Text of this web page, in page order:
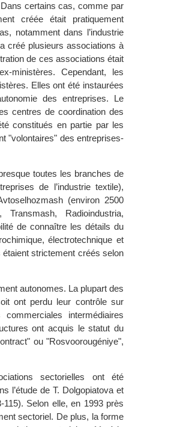
certains cas, comme par
créée était pratiquement
notamment dans l’industrie
créé plusieurs associations à
de ces associations était
ministères. Cependant, les
Elles ont été instaurées
des entreprises. Le
centres de coordination des
constitués en partie par les
"volontaires" des entreprises-
toutes les branches de
de l’industrie textile),
(environ 2500
Transmash, Radioindustria,
de connaître les détails du
électrotechnique et
strictement créés selon
autonomes. La plupart des
ont perdu leur contrôle sur
intermédiaires
ont acquis le statut du
ou "Rosvoorougéniye",
sectorielles ont été
l’étude de T. Dolgopiatova et
Selon elle, en 1993 près
sectoriel. De plus, la forme